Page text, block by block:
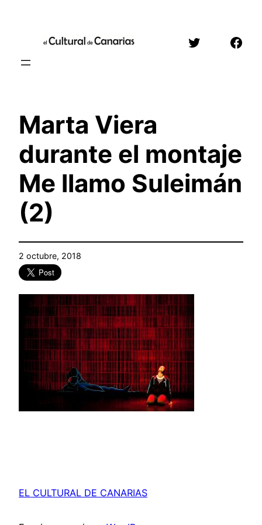
contenido
Twitter
Marta Viera
durante el montaje
Me llamo Suleimán
(2)
2 octubre, 2018
EL CULTURAL DE CANARIAS